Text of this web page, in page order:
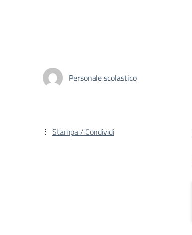
Personale scolastico
Stampa / Condividi